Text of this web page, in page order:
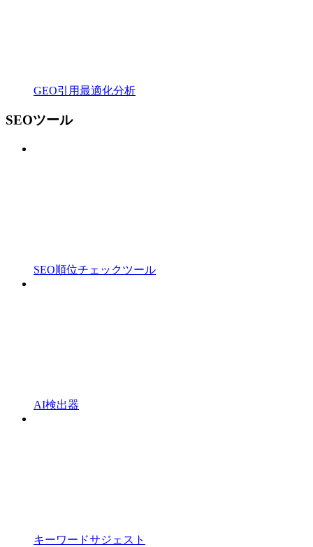
GEO引用最適化分析
SEOツール
SEO順位チェックツール
AI検出器
キーワードサジェスト